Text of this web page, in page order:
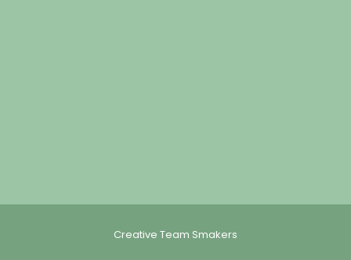
Creative Team Smakers